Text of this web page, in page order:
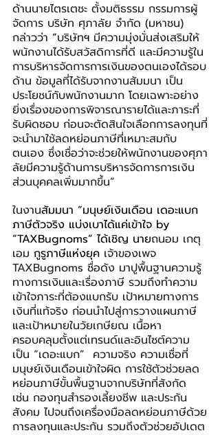
ด้านนายไตรเตชะ ตั้งมติธรรม กรรมการผู้
จัดการ บริษัท ศุภาลัย จำกัด (มหาชน)
กล่าวว่า “บริษัทฯ มีความมุ่งมั่นส่งเสริมให้
พนักงานได้รับสวัสดิการที่ดี และมีความรู้ใน
การบริหารจัดการการเงินของตนเองได้รอบ
ด้าน ข้อมูลที่ได้รับจากงานสัมมนา เป็น
ประโยชน์กับพนักงานมาก โดยเฉพาะอย่าง
ยิ่งเรื่องของการพิจารณารายได้และภาระที่
รับผิดชอบ ก่อนจะตัดสินใจเลือกการลงทุนที่
จะนำมาใช้ลดหย่อนภาษีที่เหมาะสมกับ
ตนเอง ซึ่งเชื่อว่าจะช่วยให้พนักงานของศุภา
ลัยมีความรู้ด้านการบริหารจัดการการเงิน
ส่วนบุคคลเพิ่มมากขึ้น”
ในงานสัมมนา “มนุษย์เงินเดือน เดอะแบก
ภาษีตัวจริง แบ่งเบาได้แค่เข้าใจ by
“TAXBugnoms” ได้เชิญ นายถนอม เกตุ
เอม กูรูภาษีแห่งยุค เจ้าของเพจ
TAXBugnoms ชื่อดัง มาปูพื้นฐานความรู้
ทางการเงินและเรื่องภาษี รวมถึงทำความ
เข้าใจภาระที่ต้องแบกรับ เป้าหมายทางการ
เงินที่แท้จริง ก่อนนำไปสู่การวางแผนภาษี
และเป้าหมายในวัยเกษียณ เนื้อหา
ครอบคลุมตั้งแต่เทรนด์และอินไซต์ความ
เป็น “เดอะแบก”  ความจริง ความเชื่อที่
มนุษย์เงินเดือนเข้าใจผิด การใช้ตัวช่วยลด
หย่อนภาษีขั้นพื้นฐานจากบริษัทที่สังกัด
เช่น กองทุนสำรองเลี้ยงชีพ และประกัน
สังคม ไปจนถึงเครื่องมือลดหย่อนภาษีด้วย
การลงทุนและประกัน รวมถึงตัวช่วยอัปเดต